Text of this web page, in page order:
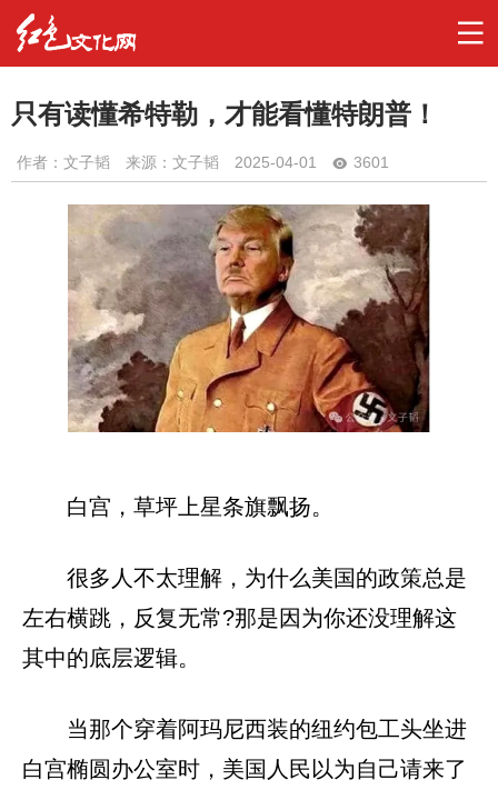
只有读懂希特勒，才能看懂特朗普！
作者： 文子韬 来源：文子韬 2025-04-01 3601
白宫，草坪上星条旗飘扬。
很多人不太理解，为什么美国的政策总是
左右横跳，反复无常?那是因为你还没理解这
其中的底层逻辑。
当那个穿着阿玛尼西装的纽约包工头坐进
白宫椭圆办公室时，美国人民以为自己请来了